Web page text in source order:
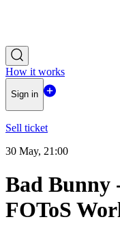
How it works
Sign in
Sell ticket
30 May, 21:00
Bad Bunny
FOToS